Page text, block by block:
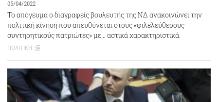
05/04/2022
Το απόγευμα ο διαγραφείς βουλευτής της ΝΔ ανακοινώνει την
πολιτική κίνηση που απευθύνεται στους «φιλελεύθερους
συντηρητικούς πατριώτες» με… αστικά χαρακτηριστικά.
ΠΟΛΙΤΙΚΗ